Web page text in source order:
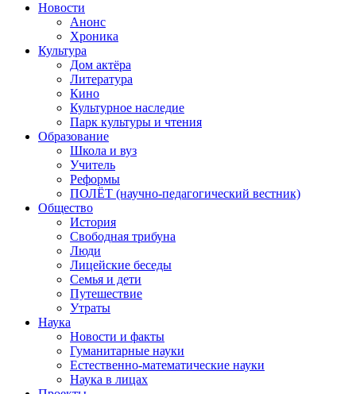
Новости
Анонс
Хроника
Культура
Дом актёра
Литература
Кино
Культурное наследие
Парк культуры и чтения
Образование
Школа и вуз
Учитель
Реформы
ПОЛЁТ (научно-педагогический вестник)
Общество
История
Свободная трибуна
Люди
Лицейские беседы
Семья и дети
Путешествие
Утраты
Наука
Новости и факты
Гуманитарные науки
Естественно-математические науки
Наука в лицах